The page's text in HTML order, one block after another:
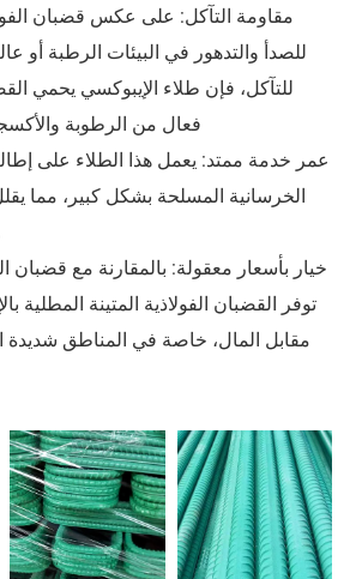
على عكس قضبان الفولاذ العادية، المعرضة
في البيئات الرطبة أو عالية الأملاح أو المسببة
الإيبوكسي يحمي القضبان الفولاذية بشكل
من الرطوبة والأكسجين وأيونات الكلوريد.
هذا الطلاء على إطالة عمر خدمة الهياكل
بشكل كبير، مما يقلل الحاجة إلى الصيانة
بالمقارنة مع قضبان الفولاذ المقاوم للصدأ،
المتينة المطلية بالإيبوكسي قيمة أفضل
في المناطق شديدة التآكل، كما أنها أسهل